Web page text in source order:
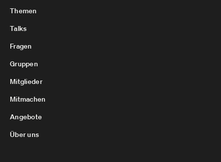
Themen
Talks
Fragen
Gruppen
Mitglieder
Mitmachen
Angebote
Über uns